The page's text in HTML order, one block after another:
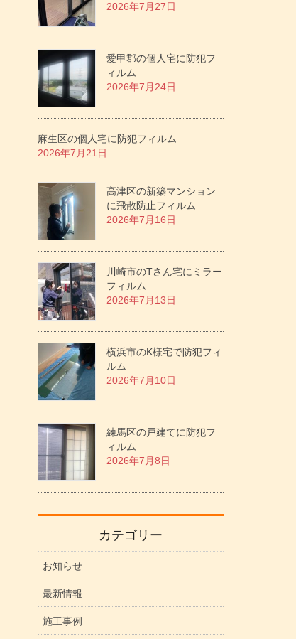
2026年7月27日
愛甲郡の個人宅に防犯フ
ィルム
2026年7月24日
麻生区の個人宅に防犯フィルム
2026年7月21日
高津区の新築マンション
に飛散防止フィルム
2026年7月16日
川崎市のTさん宅にミラー
フィルム
2026年7月13日
横浜市のK様宅で防犯フィ
ルム
2026年7月10日
練馬区の戸建てに防犯フ
ィルム
2026年7月8日
カテゴリー
お知らせ
最新情報
施工事例